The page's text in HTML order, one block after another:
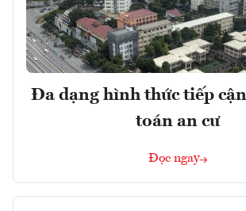
Đa dạng hình thức tiếp
toán an cư
Đọc ngay